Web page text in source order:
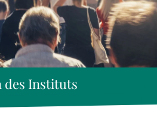
des Instituts